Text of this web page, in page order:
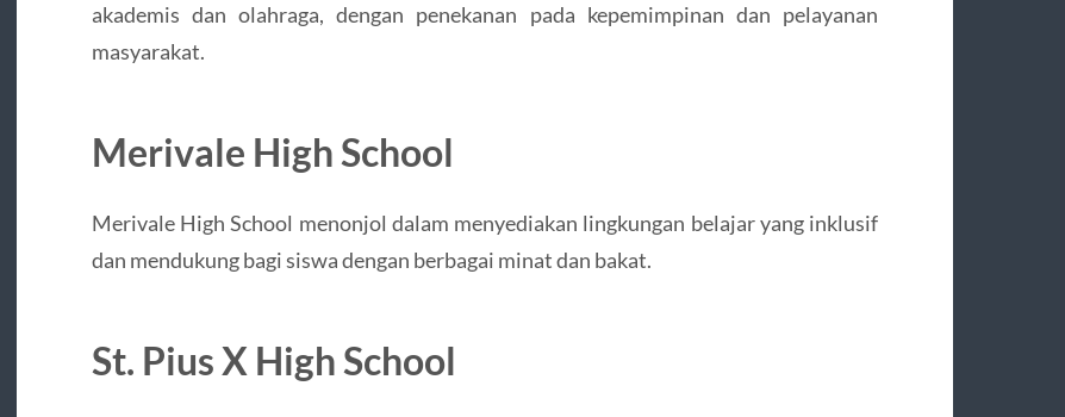
akademis dan olahraga, dengan penekanan pada kepemimpinan dan pelayanan
masyarakat.
Merivale High School
Merivale High School menonjol dalam menyediakan lingkungan belajar yang inklusif
dan mendukung bagi siswa dengan berbagai minat dan bakat.
St. Pius X High School